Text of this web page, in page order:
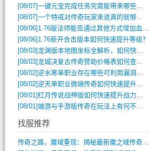
[08/07]一键元宝完成任务究竟能带来哪些超值优势？
[08/07]一个特戒对传奇玩家来说真的就够用了吗？
[08/06] 1.76版法师能否通过其他方式增加血量？
[08/06] 1.76新开合击版本如何快速提升等级？
[08/03]龙渊版本地图坐标全解析，如何快速定位BOSS位置？
[08/03]龙城决复古传奇赞助价格表如何查询？
[08/02]逆水寒单职业存在哪些可利用漏洞？如何快速提升战力？
[08/02]逆天单职业微端传奇如何快速提升战力？新手必看攻略
[08/01]红月传说战神版如何快速提升战力？新手攻略全解析？
[08/01]端游与手游版传奇在玩法上有何不同？
找服推荐
传奇之路，魔域重现：揭秘最新魔之域传奇攻(712)